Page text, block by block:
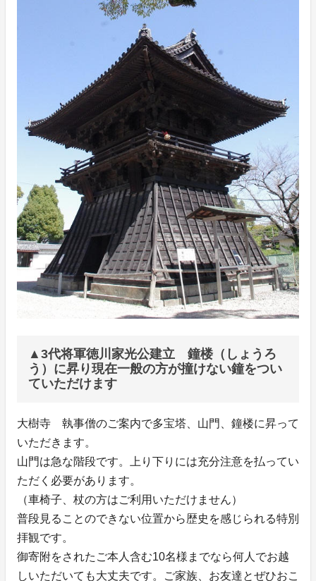
▲3代将軍徳川家光公建立 鐘楼（しょうろ
う）に昇り現在一般の方が撞けない鐘をつい
ていただけます
大樹寺 執事僧のご案内で多宝塔、山門、鐘楼に昇って
いただきます。
山門は急な階段です。上り下りには充分注意を払ってい
ただく必要があります。
（車椅子、杖の方はご利用いただけません）
普段見ることのできない位置から歴史を感じられる特別
拝観です。
御寄附をされたご本人含む10名様までなら何人でお越
しいただいても大丈夫です。ご家族、お友達とぜひおこ